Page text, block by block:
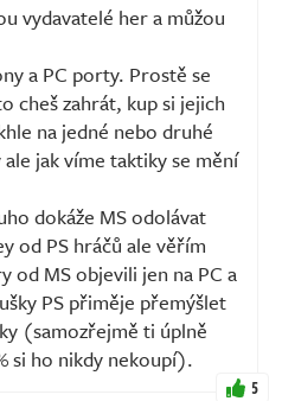
vydavatelé her a můžou
a PC porty. Prostě se
cheš zahrát, kup si jejich
na jedné nebo druhé
jak víme taktiky se mění
dokáže MS odolávat
od PS hráčů ale věřím
od MS objevili jen na PC a
PS přiměje přemýšlet
(samozřejmě ti úplně
si ho nikdy nekoupí).
5